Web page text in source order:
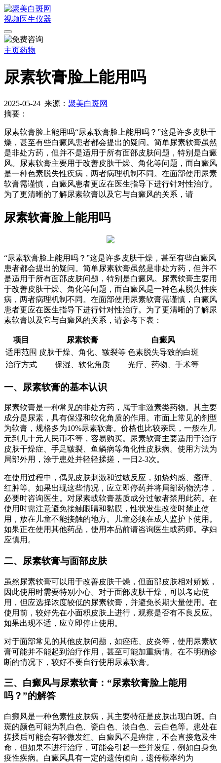
视频医生仪器
主页药物
尿素软膏脸上能用吗
2025-05-24 来源： 聚美白斑网
摘要：
尿素软膏脸上能用吗“尿素软膏脸上能用吗？”这是许多皮肤干
燥，甚至有些白癜风患者都会提出的疑问。简单尿素软膏虽然
是非处方药，但并不是适用于所有面部皮肤问题，特别是白癜
风。尿素软膏主要用于改善皮肤干燥、角化等问题，而白癜风
是一种色素脱失性疾病，两者病理机制不同。在面部使用尿素
软膏需谨慎，白癜风患者更应在医生指导下进行针对性治疗。
为了更清晰的了解尿素软膏以及它与白癜风的关系，请
尿素软膏脸上能用吗
“尿素软膏脸上能用吗？”这是许多皮肤干燥，甚至有些白癜风
患者都会提出的疑问。简单尿素软膏虽然是非处方药，但并不
是适用于所有面部皮肤问题，特别是白癜风。尿素软膏主要用
于改善皮肤干燥、角化等问题，而白癜风是一种色素脱失性疾
病，两者病理机制不同。在面部使用尿素软膏需谨慎，白癜风
患者更应在医生指导下进行针对性治疗。为了更清晰的了解尿
素软膏以及它与白癜风的关系，请参考下表：
项目 尿素软膏
白癜风
适用范围 皮肤干燥、角化、皲裂等 色素脱失导致的白斑
治疗方式
保湿、软化角质 光疗、药物、手术等
一、尿素软膏的基本认识
尿素软膏是一种常见的非处方药，属于非激素类药物。其主要
成分是尿素，具有保湿和软化角质的作用。市面上常见的剂型
为软膏，规格多为10%尿素软膏。价格也比较亲民，一般在几
元到几十元人民币不等，容易购买。尿素软膏主要适用于治疗
皮肤干燥症、手足皲裂、鱼鳞病等角化性皮肤病。使用方法为
局部外用，涂于患处并轻轻揉搓，一日2-3次。
在使用过程中，偶见皮肤刺激和过敏反应，如烧灼感、瘙痒、
红肿等。如果出现这些情况，应立即停药并将局部药物洗净，
必要时咨询医生。对尿素或软膏基质成分过敏者禁用此药。在
使用时需注意避免接触眼睛和黏膜，性状发生改变时禁止使
用，放在儿童不能接触的地方。儿童必须在成人监护下使用。
如果正在使用其他药品，使用本品前请咨询医生或药师。孕妇
应慎用。
二、尿素软膏与面部皮肤
虽然尿素软膏可以用于改善皮肤干燥，但面部皮肤相对娇嫩，
因此使用时需要特别小心。对于面部皮肤干燥，可以考虑使
用，但应选择浓度较低的尿素软膏，并避免长期大量使用。在
使用前，较好先在小面积皮肤上进行，观察是否有不良反应。
如果出现不适，应立即停止使用。
对于面部常见的其他皮肤问题，如痤疮、皮炎等，使用尿素软
膏可能并不能起到治疗作用，甚至可能加重病情。在不明确诊
断的情况下，较好不要自行使用尿素软膏。
三、白癜风与尿素软膏：“尿素软膏脸上能用
吗？”的解答
白癜风是一种色素性皮肤病，其主要特征是皮肤出现白斑。白
斑的颜色可能为乳白色、瓷白色、淡白色、云白色等。患处在
搓揉后可能会有轻微发红。白癜风不是癌症，不会直接危及生
命，但如果不进行治疗，可能会引起一些并发症，例如自身免
疫性疾病。白癜风具有一定的遗传倾向，遗传概率约为